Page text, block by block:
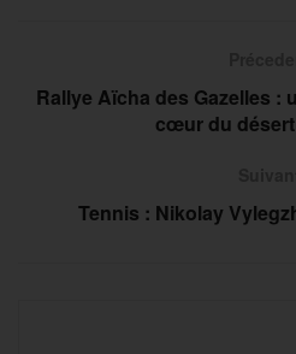
Rallye Aïcha des Gazelles :
cœur du
Tennis : Nikolay